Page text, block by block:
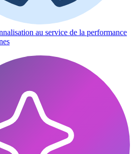
au service de la performance